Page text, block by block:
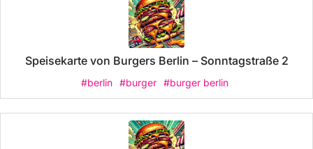
Speisekarte von Burgers Berlin – Sonntagstraße 2
#berlin #burger #burger berlin